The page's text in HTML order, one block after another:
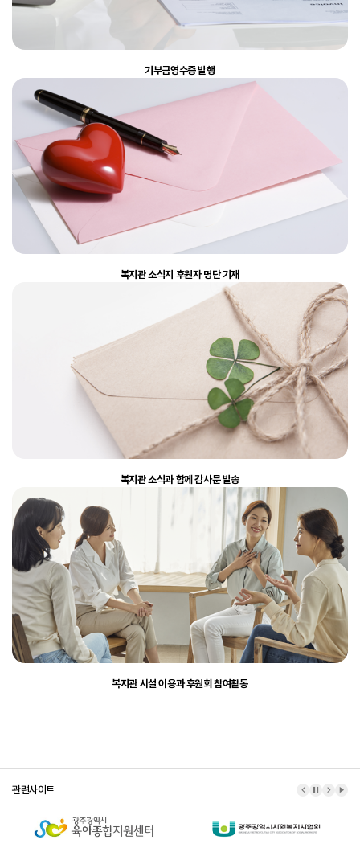
기부금영수증 발행
복지관 소식지 후원자 명단 기재
복지관 소식과 함께 감사문 발송
복지관 시설 이용과 후원회 참여활동
관련사이트 이전 배너
배너 정지
다음 배
배